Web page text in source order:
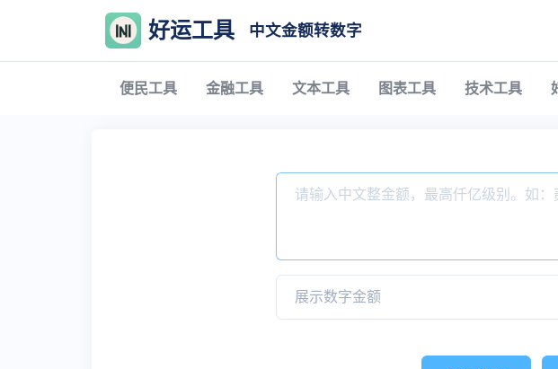
好运工具 中文金额转数字
便民工具 金融工具 文本工具 图表工具 技术工具